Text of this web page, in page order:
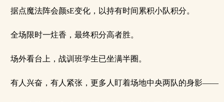
据点魔法阵会颜sE变化，以持有时间累积小队积分。
全场限时一炷香，最终积分高者胜。
场外看台上，战训班学生已坐满半圈。
有人兴奋，有人紧张，更多人盯着场地中央两队的身影——